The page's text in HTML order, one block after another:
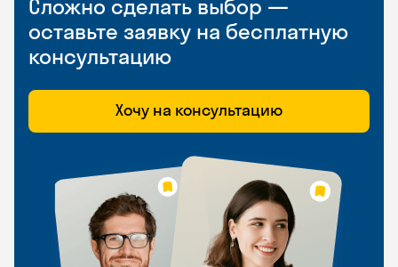
Сложно сделать выбор —
оставьте заявку на бесплатную
консультацию
Хочу на консультацию